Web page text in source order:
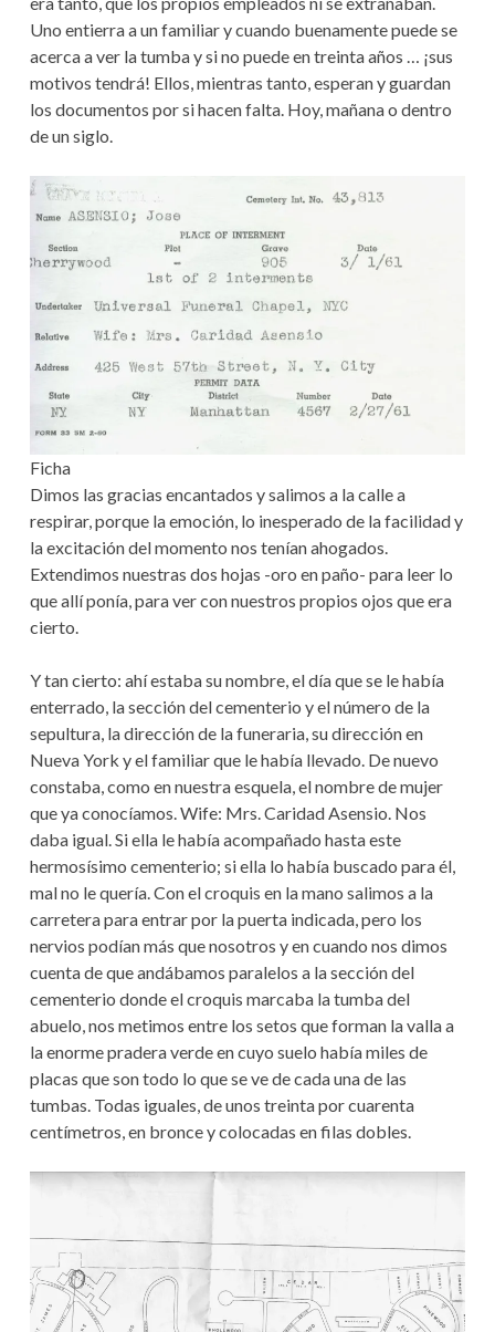
Uno entierra a un familiar y cuando buenamente puede se
acerca a ver la tumba y si no puede en treinta años … ¡sus
motivos tendrá! Ellos, mientras tanto, esperan y guardan
los documentos por si hacen falta. Hoy, mañana o dentro
de un siglo.
Ficha
Dimos las gracias encantados y salimos a la calle a
respirar, porque la emoción, lo inesperado de la facilidad y
la excitación del momento nos tenían ahogados.
Extendimos nuestras dos hojas -oro en paño- para leer lo
que allí ponía, para ver con nuestros propios ojos que era
cierto.
Y tan cierto: ahí estaba su nombre, el día que se le había
enterrado, la sección del cementerio y el número de la
sepultura, la dirección de la funeraria, su dirección en
Nueva York y el familiar que le había llevado. De nuevo
constaba, como en nuestra esquela, el nombre de mujer
que ya conocíamos. Wife: Mrs. Caridad Asensio. Nos
daba igual. Si ella le había acompañado hasta este
hermosísimo cementerio; si ella lo había buscado para él,
mal no le quería. Con el croquis en la mano salimos a la
carretera para entrar por la puerta indicada, pero los
nervios podían más que nosotros y en cuando nos dimos
cuenta de que andábamos paralelos a la sección del
cementerio donde el croquis marcaba la tumba del
abuelo, nos metimos entre los setos que forman la valla a
la enorme pradera verde en cuyo suelo había miles de
placas que son todo lo que se ve de cada una de las
tumbas. Todas iguales, de unos treinta por cuarenta
centímetros, en bronce y colocadas en filas dobles.